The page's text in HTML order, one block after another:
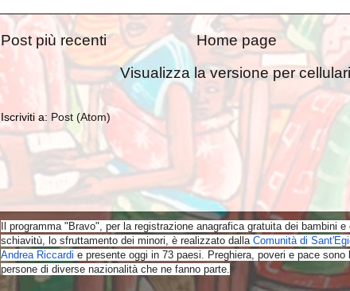
Post più recenti
Home page
Visualizza la versione per cellulari
Iscriviti a: Post (Atom)
Il programma "Bravo", per la registrazione anagrafica gratuita dei bambini e
schiavitù, lo sfruttamento dei minori, è realizzato dalla Comunità di
Andrea Riccardi e presente oggi in 73 paesi. Preghiera, poveri e pace
persone di diverse nazionalità che ne fanno parte.